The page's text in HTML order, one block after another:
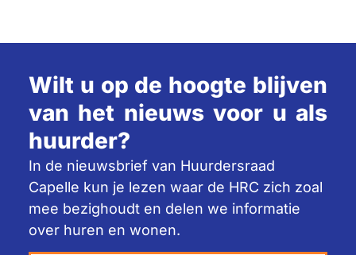
Wilt u op de hoogte blijven
van het nieuws voor u als
huurder?
In de nieuwsbrief van Huurdersraad
Capelle kun je lezen waar de HRC zich zoal
mee bezighoudt en delen we informatie
over huren en wonen.